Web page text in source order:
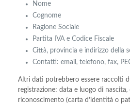
Nome
Cognome
Ragione Sociale
Partita IVA e Codice Fiscale
Città, provincia e indirizzo della
Contatti: email, telefono, fax,
Altri dati potrebbero essere raccolti
registrazione: data e luogo di
riconoscimento (carta d’identità o